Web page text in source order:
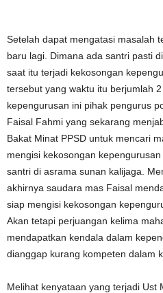
Setelah dapat mengatasi masalah
baru lagi. Dimana ada santri pasti
saat itu terjadi kekosongan
tersebut yang waktu itu berjumlah
kepengurusan ini pihak pengurus
Faisal Fahmi yang sekarang
Bakat Minat PPSD untuk mencari
mengisi kekosongan
santri di asrama sunan kalijaga.
akhirnya saudara mas Faisal
siap mengisi kekosongan
Akan tetapi perjuangan kelima
mendapatkan kendala dalam
dianggap kurang kompeten dalam
Melihat kenyataan yang terjadi Ust